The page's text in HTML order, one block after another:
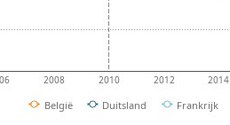
2008 2010 2012 2014
België Duitsland Frankrijk